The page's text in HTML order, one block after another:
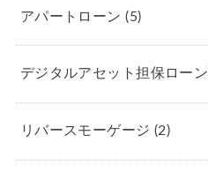
アパートローン(5)
デジタルアセット担保ロー
リバースモーゲージ (2)